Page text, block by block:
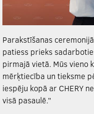
Parakstīšanas
patiess prieks
pirmajā vietā. Mūs vieno
mērķtiecība un tieksme
iespēju kopā ar CHERY
visā pasaulē.”